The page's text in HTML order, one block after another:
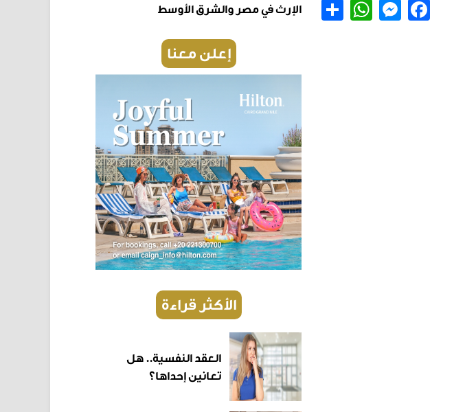
Facebook
Messenger
WhatsApp
Shareالإرث في مصر والشرق الأوسط
إعلن معنا
الأكثر قراءة
العقد النفسية.. هل
تعانين إحداها؟